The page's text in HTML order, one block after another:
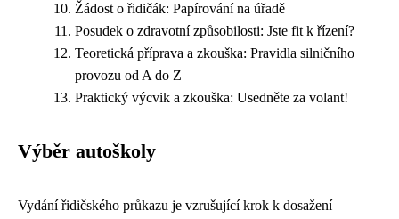
Žádost o řidičák: Papírování na úřadě
Posudek o zdravotní způsobilosti: Jste fit k řízení?
Teoretická příprava a zkouška: Pravidla silničního
provozu od A do Z
Praktický výcvik a zkouška: Usedněte za volant!
Výběr autoškoly
Vydání řidičského průkazu je vzrušující krok k dosažení